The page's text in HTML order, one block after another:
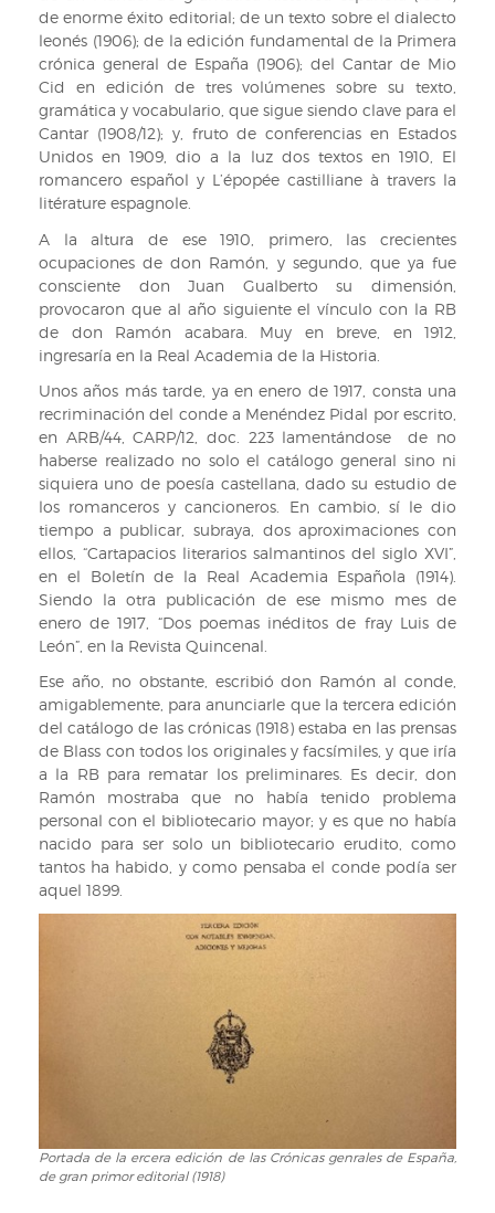
de enorme éxito editorial; de un texto sobre el dialecto
leonés (1906); de la edición fundamental de la Primera
crónica general de España (1906); del Cantar de Mio
Cid en edición de tres volúmenes sobre su texto,
gramática y vocabulario, que sigue siendo clave para el
Cantar (1908/12); y, fruto de conferencias en Estados
Unidos en 1909, dio a la luz dos textos en 1910, El
romancero español y L’épopée castilliane à travers la
litérature espagnole.
A la altura de ese 1910, primero, las crecientes
ocupaciones de don Ramón, y segundo, que ya fue
consciente don Juan Gualberto su dimensión,
provocaron que al año siguiente el vínculo con la RB
de don Ramón acabara. Muy en breve, en 1912,
ingresaría en la Real Academia de la Historia.
Unos años más tarde, ya en enero de 1917, consta una
recriminación del conde a Menéndez Pidal por escrito,
en ARB/44, CARP/12, doc. 223 lamentándose de no
haberse realizado no solo el catálogo general sino ni
siquiera uno de poesía castellana, dado su estudio de
los romanceros y cancioneros. En cambio, sí le dio
tiempo a publicar, subraya, dos aproximaciones con
ellos, “Cartapacios literarios salmantinos del siglo XVI”,
en el Boletín de la Real Academia Española (1914).
Siendo la otra publicación de ese mismo mes de
enero de 1917, “Dos poemas inéditos de fray Luis de
León”, en la Revista Quincenal.
Ese año, no obstante, escribió don Ramón al conde,
amigablemente, para anunciarle que la tercera edición
del catálogo de las crónicas (1918) estaba en las prensas
de Blass con todos los originales y facsímiles, y que iría
a la RB para rematar los preliminares. Es decir, don
Ramón mostraba que no había tenido problema
personal con el bibliotecario mayor; y es que no había
nacido para ser solo un bibliotecario erudito, como
tantos ha habido, y como pensaba el conde podía ser
aquel 1899.
Portada
de
Portada de la ercera edición de las Crónicas genrales de España,
de gran primor editorial (1918)